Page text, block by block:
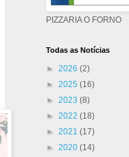
PIZZARIA O FORNO
Todas as Notícias
► 2026 (2)
► 2025 (16)
► 2023 (8)
► 2022 (18)
► 2021 (17)
► 2020 (14)